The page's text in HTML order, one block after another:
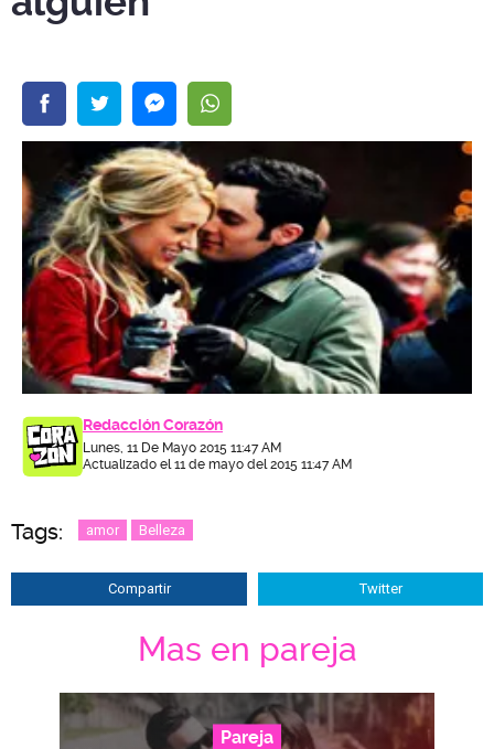
Redacción Corazón
Lunes, 11 De Mayo 2015 11:47 AM
Actualizado el 11 de mayo del 2015 11:47 AM
Tags: amor Belleza
Compartir Twitter
Mas en pareja
Pareja